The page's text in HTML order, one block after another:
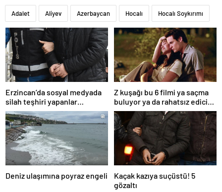
Adalet Aliyev Azerbaycan Hocalı Hocalı Soykırımı
Erzincan’da sosyal medyada
silah teşhiri yapanlar
yakalandı
Z kuşağı bu 6 filmi ya saçma
buluyor ya da rahatsız edici
ve toksik!
Deniz ulaşımına poyraz engeli
Kaçak kazıya suçüstü! 5
gözaltı